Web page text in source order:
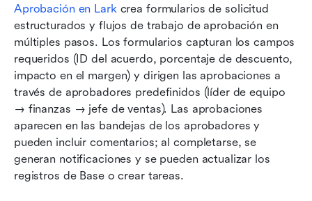
Aprobación en Lark crea formularios de solicitud
estructurados y flujos de trabajo de aprobación en
múltiples pasos. Los formularios capturan los campos
requeridos (ID del acuerdo, porcentaje de descuento,
impacto en el margen) y dirigen las aprobaciones a
través de aprobadores predefinidos (líder de equipo
→ finanzas → jefe de ventas). Las aprobaciones
aparecen en las bandejas de los aprobadores y
pueden incluir comentarios; al completarse, se
generan notificaciones y se pueden actualizar los
registros de Base o crear tareas.